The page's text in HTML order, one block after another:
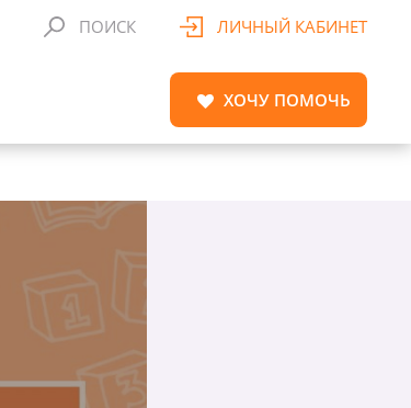
ПОИСК ЛИЧНЫЙ КАБИНЕТ
ХОЧУ ПОМОЧЬ